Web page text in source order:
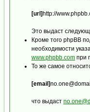
[url] http://
Это выдаст
Кроме того phpBB
необходимости
www.phpbb.com при
То же самое
[email]
что выдаст